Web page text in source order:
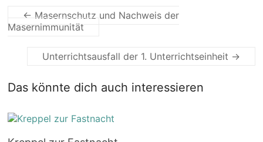
← Masernschutz und Nachweis der
Masernimmunität
Unterrichtsausfall der 1. Unterrichtseinheit →
Das könnte dich auch interessieren